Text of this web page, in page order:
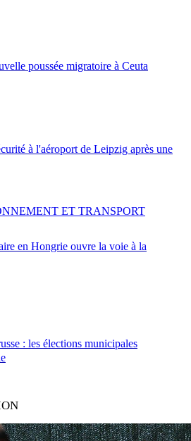
poussée migratoire à Ceuta
à l'aéroport de Leipzig après une
en Hongrie ouvre la voie à la
ET TRANSPORT
: les élections municipales